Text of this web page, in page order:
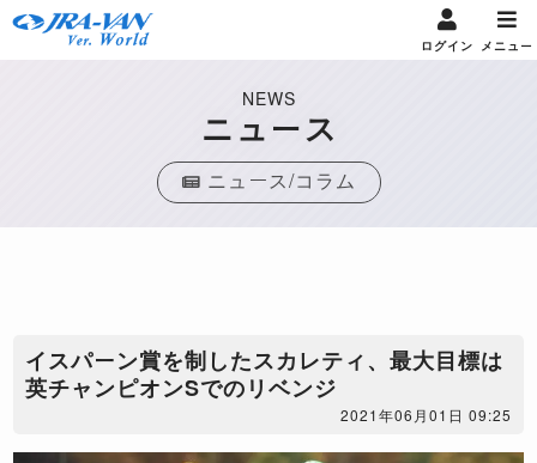
ログイン メニュー
NEWS
ニュース
ニュース/コラム
イスパーン賞を制したスカレティ、最大目標は
英チャンピオンSでのリベンジ
2021年06月01日 09:25